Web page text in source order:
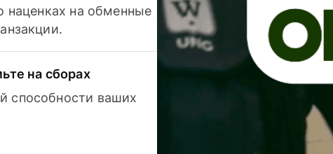
наценках на обменные
на сборах
способности ваших